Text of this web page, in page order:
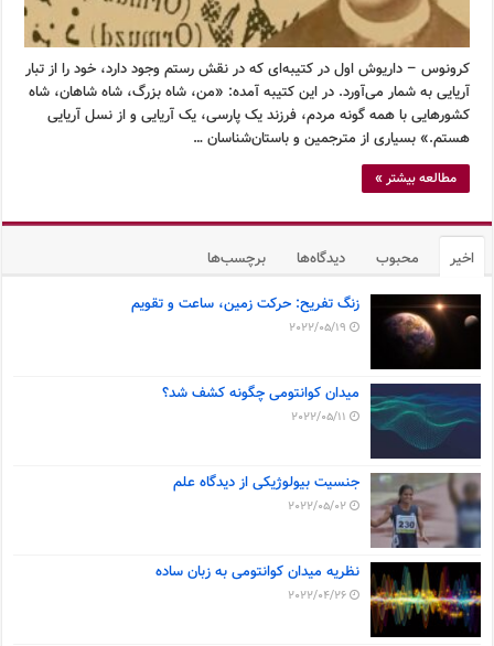
کرونوس – داریوش اول در کتیبه‌ای که در نقش رستم وجود دارد، خود را از تبار
آریایی به شمار می‌آورد. در این کتیبه آمده: «من، شاه بزرگ، شاه شاهان، شاه
کشورهایی با همه گونه مردم، فرزند یک پارسی، یک آریایی و از نسل آریایی
هستم.» بسیاری از مترجمین و باستان‌شناسان …
مطالعه بیشتر »
اخیر محبوب دیدگاه‌ها برچسب‌ها
زنگ تفریح: حرکت زمین، ساعت و تقویم
2022/05/19
میدان کوانتومی چگونه کشف شد؟
2022/05/11
جنسیت بیولوژیکی از دیدگاه علم
2022/05/02
نظریه میدان کوانتومی به زبان ساده
2022/04/26